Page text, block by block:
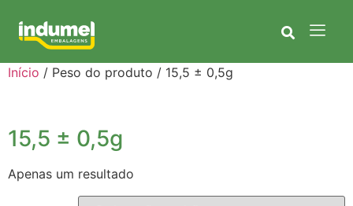
Início / Peso do produto / 15,5 ± 0,5g
15,5 ± 0,5g
Apenas um resultado